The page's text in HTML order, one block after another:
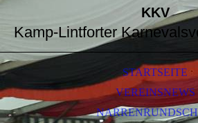
KKV
Kamp-Lintforter
STARTSEITE
VEREINSNEWS